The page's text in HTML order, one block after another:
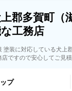
郡多賀町（
工務店
塗装に対応している犬上
店ですので安心してご見
プ